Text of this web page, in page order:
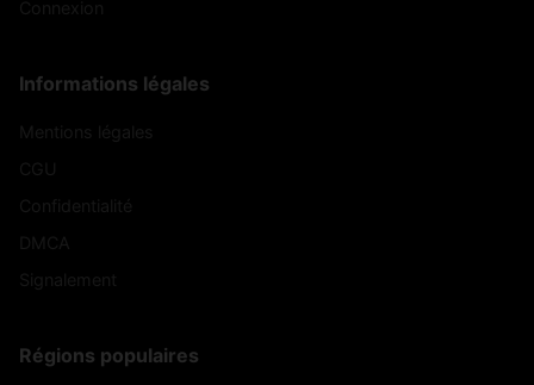
Informations légales
Régions populaires